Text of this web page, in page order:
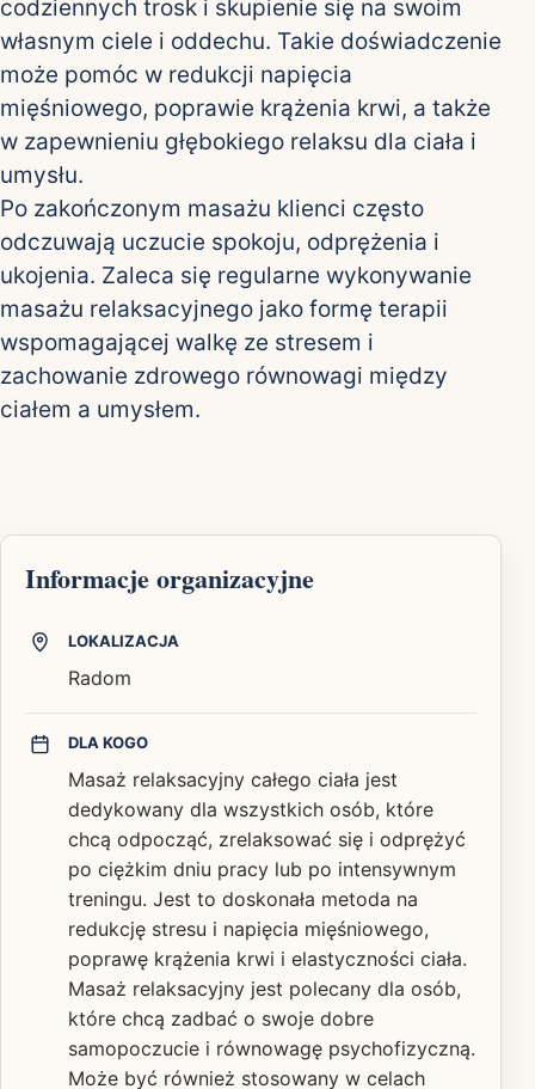
codziennych trosk i skupienie się na swoim
własnym ciele i oddechu. Takie doświadczenie
może pomóc w redukcji napięcia
mięśniowego, poprawie krążenia krwi, a także
w zapewnieniu głębokiego relaksu dla ciała i
umysłu.
Po zakończonym masażu klienci często
odczuwają uczucie spokoju, odprężenia i
ukojenia. Zaleca się regularne wykonywanie
masażu relaksacyjnego jako formę terapii
wspomagającej walkę ze stresem i
zachowanie zdrowego równowagi między
ciałem a umysłem.
Informacje organizacyjne
LOKALIZACJA
Radom
DLA KOGO
Masaż relaksacyjny całego ciała jest
dedykowany dla wszystkich osób, które
chcą odpocząć, zrelaksować się i odprężyć
po ciężkim dniu pracy lub po intensywnym
treningu. Jest to doskonała metoda na
redukcję stresu i napięcia mięśniowego,
poprawę krążenia krwi i elastyczności ciała.
Masaż relaksacyjny jest polecany dla osób,
które chcą zadbać o swoje dobre
samopoczucie i równowagę psychofizyczną.
Może być również stosowany w celach